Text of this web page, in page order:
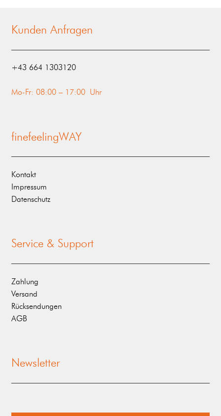
Kunden Anfragen
‭+43 664 1303120‬
Mo-Fr: 08:00 – 17:00 Uhr
finefeelingWAY
Kontakt
Impressum
Datenschutz
Service & Support
Zahlung
Versand
Rücksendungen
AGB
Newsletter